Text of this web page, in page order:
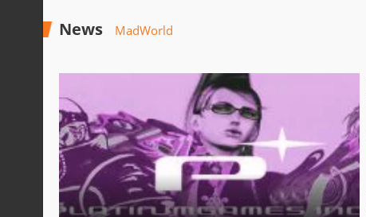
News MadWorld